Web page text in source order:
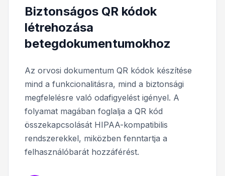
Biztonságos QR kódok
létrehozása
betegdokumentumokhoz
Az orvosi dokumentum QR kódok készítése
mind a funkcionalitásra, mind a biztonsági
megfelelésre való odafigyelést igényel. A
folyamat magában foglalja a QR kód
összekapcsolását HIPAA-kompatibilis
rendszerekkel, miközben fenntartja a
felhasználóbarát hozzáférést.